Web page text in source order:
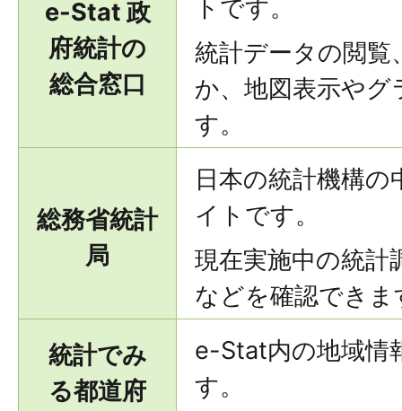
e-Stat 政
府統計の
総合窓口
トです。
統計データの閲
か、地図表示や
す。
総務省統計
局
日本の統計機構
イトです。
現在実施中の統計
などを確認できま
統計でみ
る都道府
e-Stat内の地域情
す。